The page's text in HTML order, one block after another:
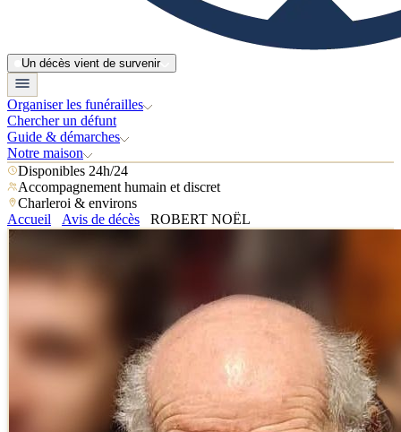
Un décès vient de survenir
Organiser les funérailles
Chercher un défunt
Guide & démarches
Notre maison
Disponibles 24h/24
Accompagnement humain et discret
Charleroi & environs
Accueil
Avis de décès ROBERT NOËL